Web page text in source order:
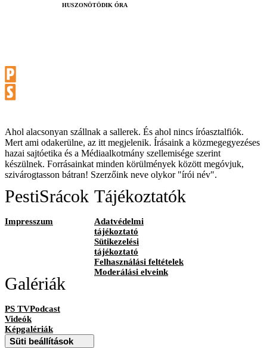
HUSZONÖTÖDIK ÓRA
Ahol alacsonyan szállnak a sallerek. És ahol nincs íróasztalfiók.
Mert ami odakerülne, az itt megjelenik. Írásaink a közmegegyezéses
hazai sajtóetika és a Médiaalkotmány szellemisége szerint
készülnek. Forrásainkat minden körülmények között megóvjuk,
szivárogtasson bátran! Szerzőink neve olykor "írói név".
PestiSrácok
Impresszum
Tájékoztatók
Adatvédelmi
tájékoztató
Sütikezelési
tájékoztató
Felhasználási feltételek
Moderálási elveink
Galériák
PS TVPodcast
Videók
Képgalériák
Süti beállítások